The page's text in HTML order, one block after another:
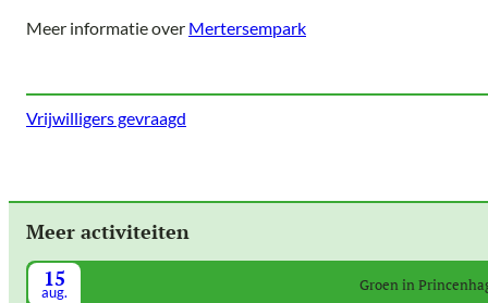
Meer informatie over Mertersempark
Vrijwilligers gevraagd
Meer activiteiten
15
aug. Groen in